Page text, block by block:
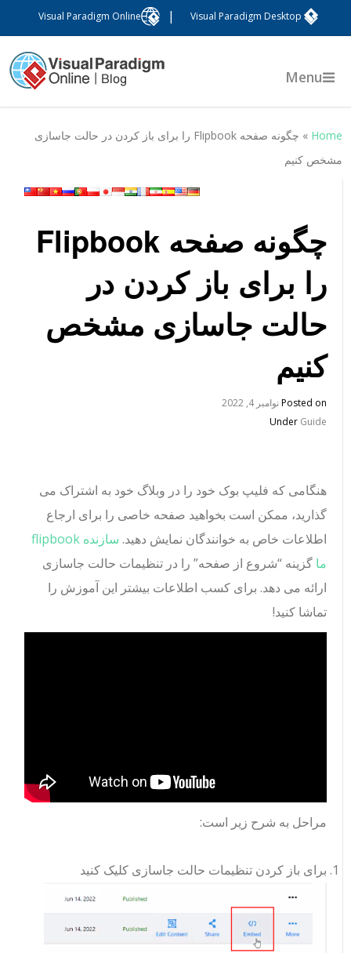
Visual Paradigm Desktop
Visual Paradigm Online
Menu
Home
»
چگونه صفحه Flipbook را برای باز کردن در حالت جاسازی
مشخص کنیم
چگونه صفحه Flipbook
را برای باز کردن در
حالت جاسازی مشخص
کنیم
Posted onنوامبر 4, 2022
UnderGuide
هنگامی که فلیپ بوک خود را در وبلاگ خود به اشتراک می
گذارید، ممکن است بخواهید صفحه خاصی را برای ارجاع
اطلاعات خاص به خوانندگان نمایش دهید.
سازنده flipbook
ماگزینه “شروع از صفحه” را در تنظیمات حالت جاسازی
ارائه می دهد. برای کسب اطلاعات بیشتر این آموزش را
تماشا کنید!
مراحل به شرح زیر است:
برای باز کردن تنظیمات حالت جاسازی کلیک کنید